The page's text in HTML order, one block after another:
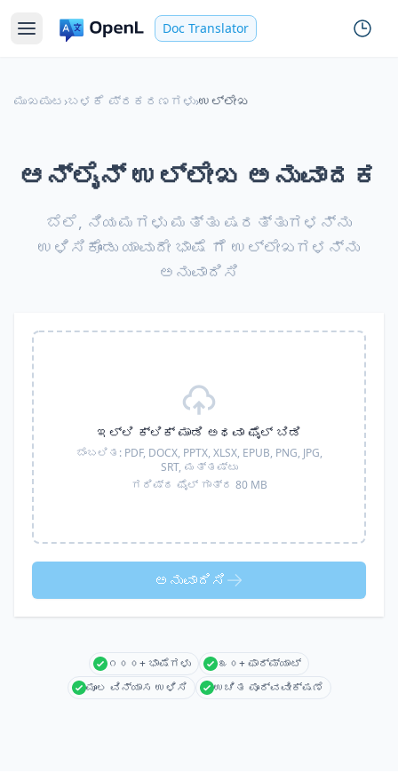
Doc Translator
ಮುಖಪುಟ ›ಬಳಕೆ ಪ್ರಕರಣಗಳು›ಉಲ್ಲೇಖ
ಆನ್‌ಲೈನ್ ಉಲ್ಲೇಖ ಅನುವಾದಕ
ಬೆಲೆ, ನಿಯಮಗಳು ಮತ್ತು ಷರತ್ತುಗಳನ್ನು
ಉಳಿಸಿಕೊಂಡು ಯಾವುದೇ ಭಾಷೆ ಗೆ ಉಲ್ಲೇಖಗಳನ್ನು
ಅನುವಾದಿಸಿ
ಇಲ್ಲಿ ಕ್ಲಿಕ್ ಮಾಡಿ ಅಥವಾ ಫೈಲ್ ಬಿಡಿ
ಬೆಂಬಲಿತ: PDF, DOCX, PPTX, XLSX, EPUB, PNG, JPG,
SRT, ಮತ್ತಷ್ಟು
ಗರಿಷ್ಠ ಫೈಲ್ ಗಾತ್ರ 80 MB
ಅನುವಾದಿಸಿ
೧೦೦+ ಭಾಷೆಗಳು
೩೦+ ಫಾರ್ಮ್ಯಾಟ್
ಮೂಲ ವಿನ್ಯಾಸ ಉಳಿಸಿ
ಉಚಿತ ಪೂರ್ವವೀಕ್ಷಣೆ